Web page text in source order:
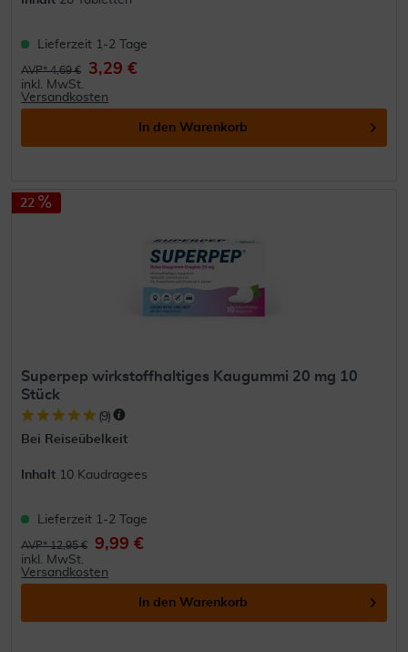
Lieferzeit 1-2 Tage
AVP* 4,69 € 3,29 €
inkl. MwSt.
Versandkosten
In den Warenkorb
22
Superpep wirkstoffhaltiges Kaugummi 20 mg 10
Stück
(9)
Bei Reiseübelkeit
Inhalt 10 Kaudragees
Lieferzeit 1-2 Tage
AVP* 12,95 € 9,99 €
inkl. MwSt.
Versandkosten
In den Warenkorb